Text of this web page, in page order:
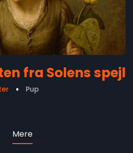
fra Solens spejl
Pup
Mere